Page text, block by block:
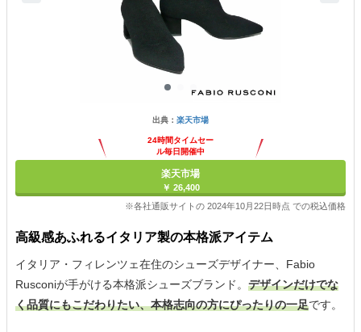
出典： 楽天市場
24時間タイムセー
ル毎日開催中
楽天市場
￥ 26,400
※各社通販サイトの 2024年10月22日時点 での税込価格
高級感あふれるイタリア製の本格派アイテム
イタリア・フィレンツェ在住のシューズデザイナー、Fabio
Rusconiが手がける本格派シューズブランド。 デザインだけでな
く品質にもこだわりたい、本格志向の方にぴったりの一足です。